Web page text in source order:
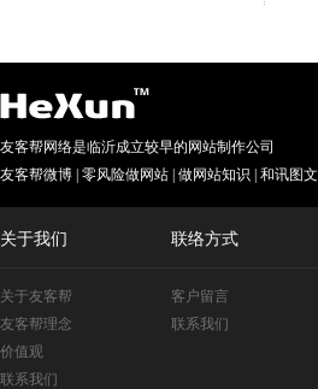
友客帮网络是临沂成立较早的网站制作公司
友客帮微博 零风险做网站 做网站知识 和讯图文
关于我们 联络方式
关于友客帮
友客帮理念
价值观
联系我们
客户留言
联系我们